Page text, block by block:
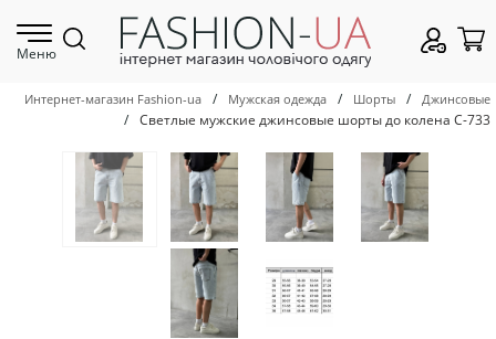
Меню
Интернет-магазин Fashion-ua / Мужская одежда / Шорты / Джинсовые
/ Светлые мужские джинсовые шорты до колена С-733